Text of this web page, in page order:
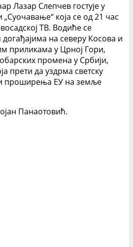
Лазар Слепчев гостује у
која се од 21 час
ТВ. Водиће се
на северу Косова и
приликама у Црној Гори,
промена у Србији,
прети да уздрма светску
проширења ЕУ на земље
Панаотовић.